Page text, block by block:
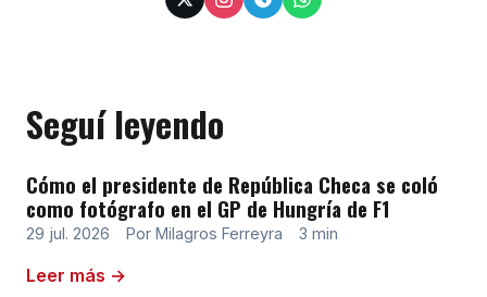
Seguí leyendo
Cómo el presidente de República Checa se coló
como fotógrafo en el GP de Hungría de F1
29 jul. 2026 · Por Milagros Ferreyra · 3 min
Leer más →